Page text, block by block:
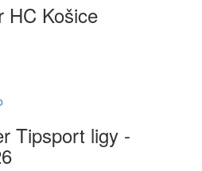
HC Košice
Tipsport ligy -